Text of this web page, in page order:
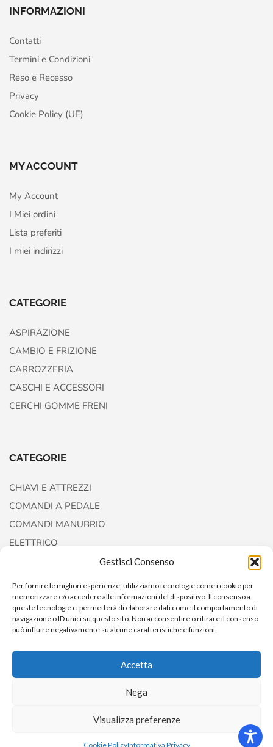
Gestisci Consenso
Per fornire le migliori esperienze, utilizziamo tecnologie come i cookie per
memorizzare e/o accedere alle informazioni del dispositivo. Il consenso a
queste tecnologie ci permetterà di elaborare dati come il comportamento di
navigazione o ID unici su questo sito. Non acconsentire o ritirare il consenso
può influire negativamente su alcune caratteristiche e funzioni.
Accetta
Nega
Visualizza preferenze
Cookie PolicyInformativa Privacy
0
INFORMAZIONI
Contatti
Termini e Condizioni
Reso e Recesso
Privacy
Cookie Policy (UE)
MY ACCOUNT
My Account
I Miei ordini
Lista preferiti
I miei indirizzi
CATEGORIE
ASPIRAZIONE
CAMBIO E FRIZIONE
CARROZZERIA
CASCHI E ACCESSORI
CERCHI GOMME FRENI
CATEGORIE
CHIAVI E ATTREZZI
COMANDI A PEDALE
COMANDI MANUBRIO
ELETTRICO
FORCELLE E AMMORTIZZATORI
Copyright © 2022AccessoriCustom